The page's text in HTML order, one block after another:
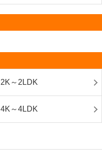
2K～2LDK
4K～4LDK